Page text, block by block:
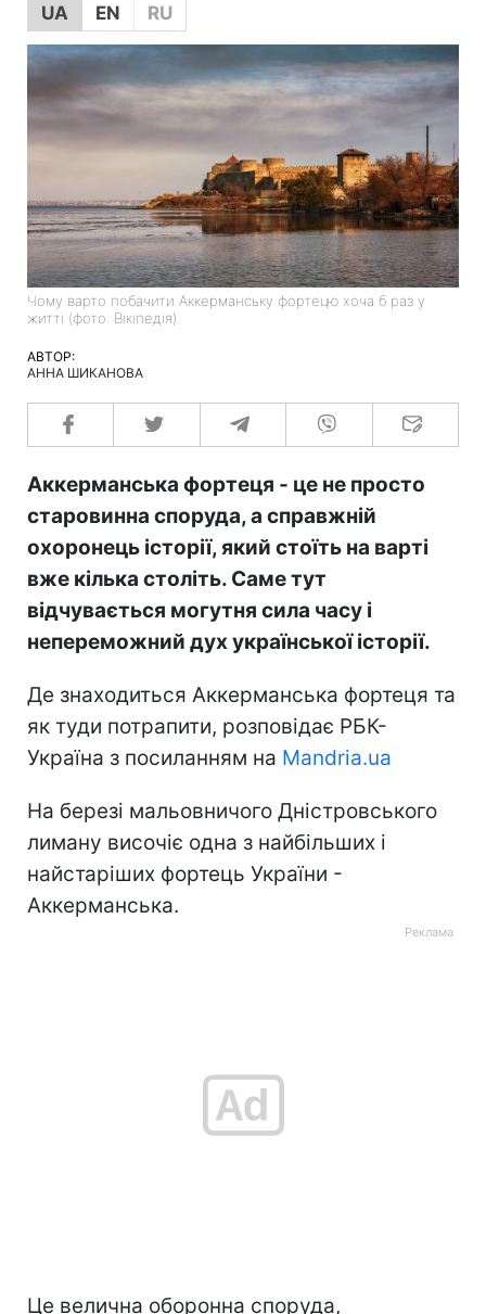
UA
EN RU
Чому варто побачити Аккерманську фортецю хоча б раз у
житті (фото: Вікіпедія)
АВТОР:
АННА ШИКАНОВА
Аккерманська фортеця - це не просто
старовинна споруда, а справжній
охоронець історії, який стоїть на варті
вже кілька століть. Саме тут
відчувається могутня сила часу і
непереможний дух української історії.
Де знаходиться Аккерманська фортеця та
як туди потрапити, розповідає РБК-
Україна з посиланням на Mandria.ua
На березі мальовничого Дністровського
лиману височіє одна з найбільших і
найстаріших фортець України -
Аккерманська.
Це велична оборонна споруда,